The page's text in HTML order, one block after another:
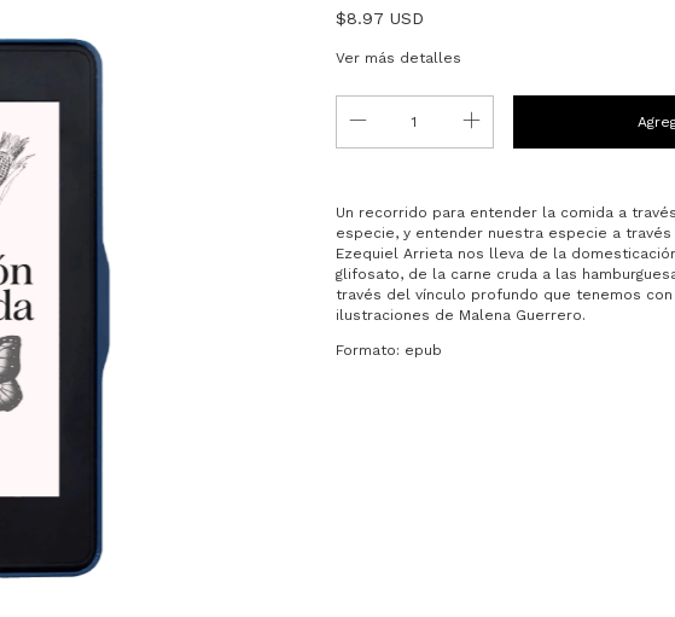
$8.97 USD
Ver más detalles
Un recorrido para entender la comida a
especie, y entender nuestra especie a
Ezequiel Arrieta nos lleva de la
glifosato, de la carne cruda a las
través del vínculo profundo que tenemos con
ilustraciones de Malena Guerrero.
Formato: epub